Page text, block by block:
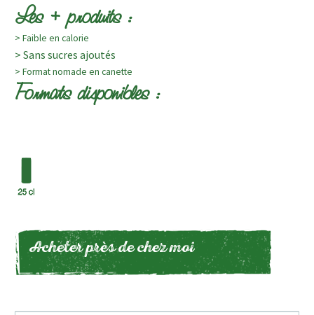
Les + produits :
> Faible en calorie
> Sans sucres ajoutés
> Format nomade en canette
Formats disponibles :
Acheter près de chez moi